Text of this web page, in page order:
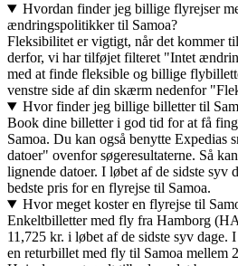
Hvordan finder jeg billige flyrejser
ændringspolitikker til Samoa?
Fleksibilitet er vigtigt, når det kommer
derfor, vi har tilføjet filteret "Intet
med at finde fleksible og billige
venstre side af din skærm nedenfor
Hvor finder jeg billige billetter til
Book dine billetter i god tid for at få
Samoa. Du kan også benytte Expedias
datoer" ovenfor søgeresultaterne. Så
lignende datoer. I løbet af de sidste syv
bedste pris for en flyrejse til Samoa.
Hvor meget koster en flyrejse til
Enkeltbilletter med fly fra Hamborg
11,725 kr. i løbet af de sidste syv dage.
en returbillet med fly til Samoa mellem